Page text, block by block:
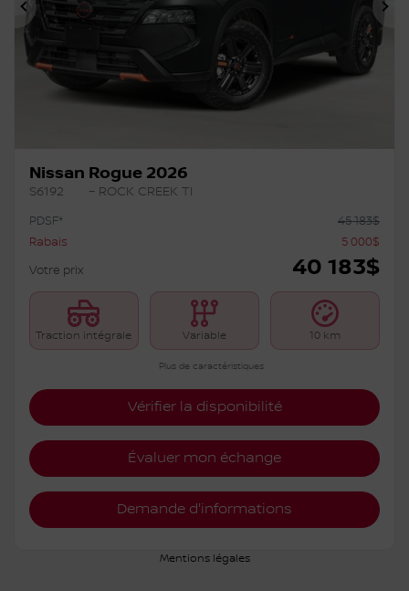
Précédent
Nissan Rogue 2026
S6192
– ROCK CREEK TI
PDSF*
45 183$
Rabais
5 000$
Votre prix
40 183$
Traction intégrale Variable 10 km
Plus de caractéristiques
Vérifier la disponibilité
Évaluer mon échange
Demande d'informations
Mentions légales